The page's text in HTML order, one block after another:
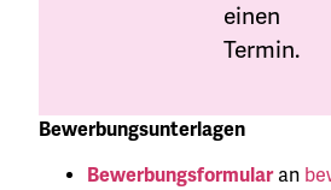
einen
Termin.
Bewerbungsunterlagen
Bewerbungsformularan